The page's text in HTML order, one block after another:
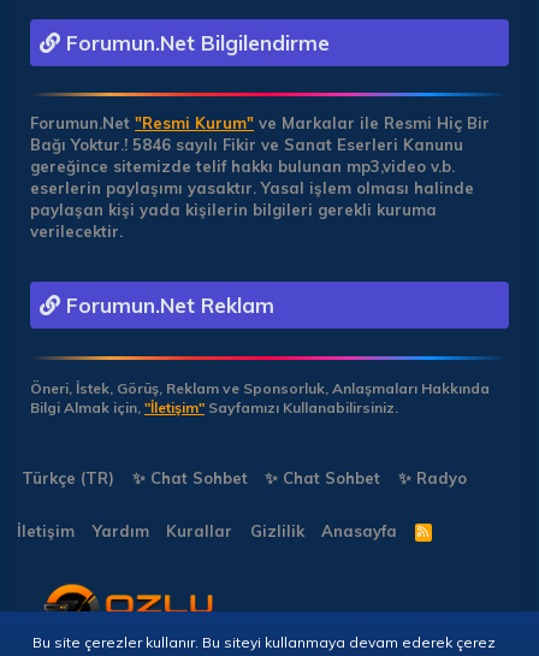
Forumun.Net Bilgilendirme
Forumun.Net "Resmi Kurum" ve Markalar ile Resmi Hiç Bir
Bağı Yoktur.! 5846 sayılı Fikir ve Sanat Eserleri Kanunu
gereğince sitemizde telif hakkı bulunan mp3,video v.b.
eserlerin paylaşımı yasaktır. Yasal işlem olması halinde
paylaşan kişi yada kişilerin bilgileri gerekli kuruma
verilecektir.
Forumun.Net Reklam
Öneri, İstek, Görüş, Reklam ve Sponsorluk, Anlaşmaları Hakkında
Bilgi Almak için, "İletişim" Sayfamızı Kullanabilirsiniz.
Türkçe (TR) ✨ Chat Sohbet ✨ Chat Sohbet ✨ Radyo
İletişim Yardım Kurallar Gizlilik Anasayfa
R
S
Bu site çerezler kullanır. Bu siteyi kullanmaya devam ederek çerez